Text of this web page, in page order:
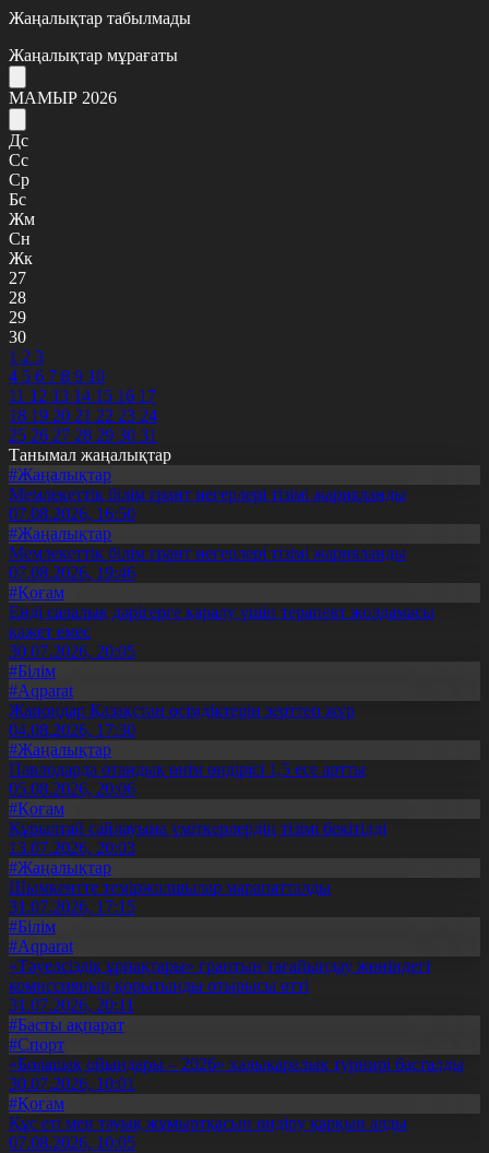
Жаңалықтар табылмады
Жаңалықтар мұрағаты
МАМЫР 2026
Дс
Сс
Ср
Бс
Жм
Сн
Жк
27
28
29
30
1 2 3
4 5 6 7 8 9 10
11 12 13 14 15 16 17
18 19 20 21 22 23 24
25 26 27 28 29 30 31
Танымал жаңалықтар
#Жаңалықтар
Мемлекеттік білім грант иегерлері тізімі жарияланды
07.08.2026, 16:50
#Жаңалықтар
Мемлекеттік білім грант иегерлері тізімі жарияланды
07.08.2026, 19:46
#Қоғам
Енді салалық дәрігерге қаралу үшін терапевт жолдамасы
қажет емес
30.07.2026, 20:05
#Білім
#Aqparat
Жапондар Қазақстан өсімдіктерін зерттеп жүр
04.08.2026, 17:30
#Жаңалықтар
Павлодарда отандық өнім өндірісі 1,5 есе артты
05.08.2026, 20:06
#Қоғам
Құрылтай сайлауына үміткерлердің тізімі бекітілді
13.07.2026, 20:03
#Жаңалықтар
Шымкентте теміржолшылар марапатталды
31.07.2026, 17:15
#Білім
#Aqparat
«Тәуелсіздік ұрпақтары» грантын тағайындау жөніндегі
комиссияның қорытынды отырысы өтті
31.07.2026, 20:11
#Басты ақпарат
#Спорт
«Болашақ ойындары – 2026» халықаралық турнирі басталды
30.07.2026, 10:01
#Қоғам
Құс еті мен тауық жұмыртқасын өндіру қарқын алды
07.08.2026, 10:05